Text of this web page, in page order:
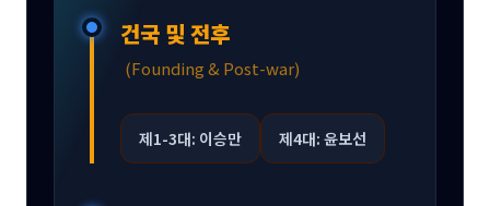
건국 및 전후
(Founding & Post-war)
제1-3대: 이승만 제4대: 윤보선